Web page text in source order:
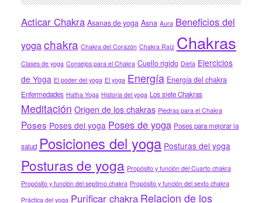
Acticar Chakra Asanas de yoga Asna Aura Beneficios del
yogachakra Chakra del Corazón Chakra Raíz Chakras
Clases de yoga Consejos para el Chakra Cuello rigido Dieta Ejercicios
de Yoga El poder del yoga El yoga Energía Energía del chakra
Enfermedades Hatha Yoga Historia del yoga Los siete Chakras
Meditación Origen de los chakras Piedras para el Chakra
Poses Poses del yoga Poses de yoga Poses para mejorar la
salud Posiciones del yoga Posturas del yoga
Posturas de yoga Propósito y función del Cuarto chakra
Propósito y función del septimo chakra Propósito y función del sexto chakra
Práctica del yoga Purificar chakra Relacion de los